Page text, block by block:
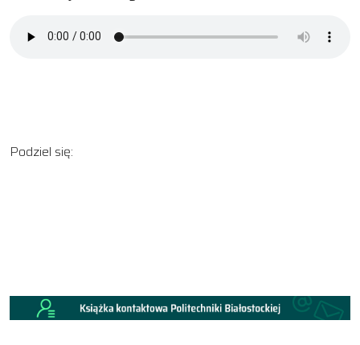
Podziel się: